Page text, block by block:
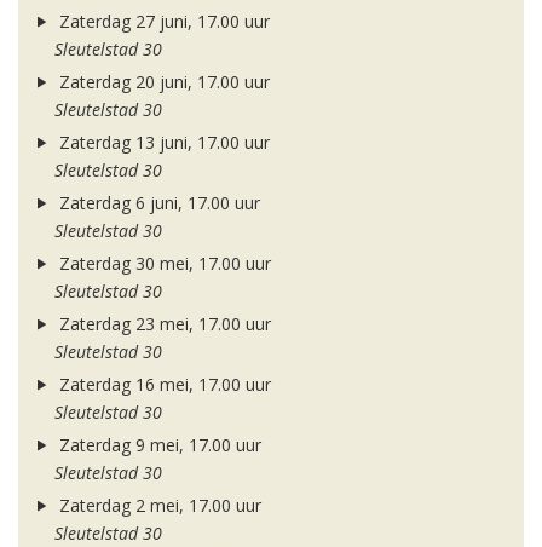
Zaterdag 27 juni, 17.00 uur
Sleutelstad 30
Zaterdag 20 juni, 17.00 uur
Sleutelstad 30
Zaterdag 13 juni, 17.00 uur
Sleutelstad 30
Zaterdag 6 juni, 17.00 uur
Sleutelstad 30
Zaterdag 30 mei, 17.00 uur
Sleutelstad 30
Zaterdag 23 mei, 17.00 uur
Sleutelstad 30
Zaterdag 16 mei, 17.00 uur
Sleutelstad 30
Zaterdag 9 mei, 17.00 uur
Sleutelstad 30
Zaterdag 2 mei, 17.00 uur
Sleutelstad 30